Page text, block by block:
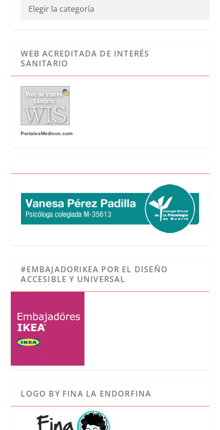
WEB ACREDITADA DE INTERÉS
SANITARIO
PortalesMedicos.com
#EMBAJADORIKEA POR EL DISEÑO
ACCESIBLE Y UNIVERSAL
LOGO BY FINA LA ENDORFINA